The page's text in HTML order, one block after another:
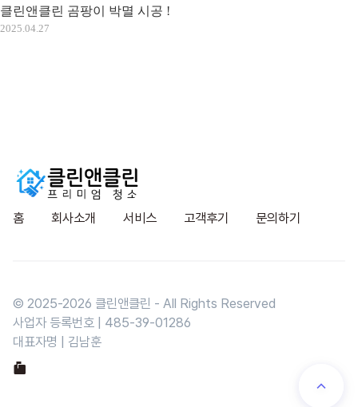
클린앤클린 곰팡이 박멸 시공 !
2025.04.27
홈 회사소개 서비스 고객후기 문의하기
© 2025-2026 클린앤클린 - All Rights Reserved
사업자 등록번호 | 485-39-01286
대표자명 | 김남훈